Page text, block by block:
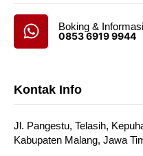
Boking & Informasi
0853 6919 9944
Kontak Info
Jl. Pangestu, Telasih,
Kabupaten Malang, Jawa